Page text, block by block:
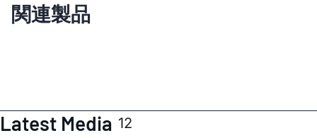
関連製品
Latest Media 12